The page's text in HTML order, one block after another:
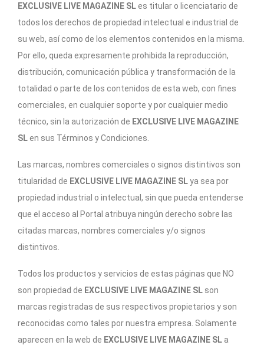
EXCLUSIVE LIVE MAGAZINE SLes titular o licenciatario de
todos los derechos de propiedad intelectual e industrial de
su web, así como de los elementos contenidos en la misma.
Por ello, queda expresamente prohibida la reproducción,
distribución, comunicación pública y transformación de la
totalidad o parte de los contenidos de esta web, con fines
comerciales, en cualquier soporte y por cualquier medio
técnico, sin la autorización de EXCLUSIVE LIVE MAGAZINE
SLen sus Términos y Condiciones.
Las marcas, nombres comerciales o signos distintivos son
titularidad de EXCLUSIVE LIVE MAGAZINE SLya sea por
propiedad industrial o intelectual, sin que pueda entenderse
que el acceso al Portal atribuya ningún derecho sobre las
citadas marcas, nombres comerciales y/o signos
distintivos.
Todos los productos y servicios de estas páginas que NO
son propiedad de EXCLUSIVE LIVE MAGAZINE SL son
marcas registradas de sus respectivos propietarios y son
reconocidas como tales por nuestra empresa. Solamente
aparecen en la web de EXCLUSIVE LIVE MAGAZINE SL a